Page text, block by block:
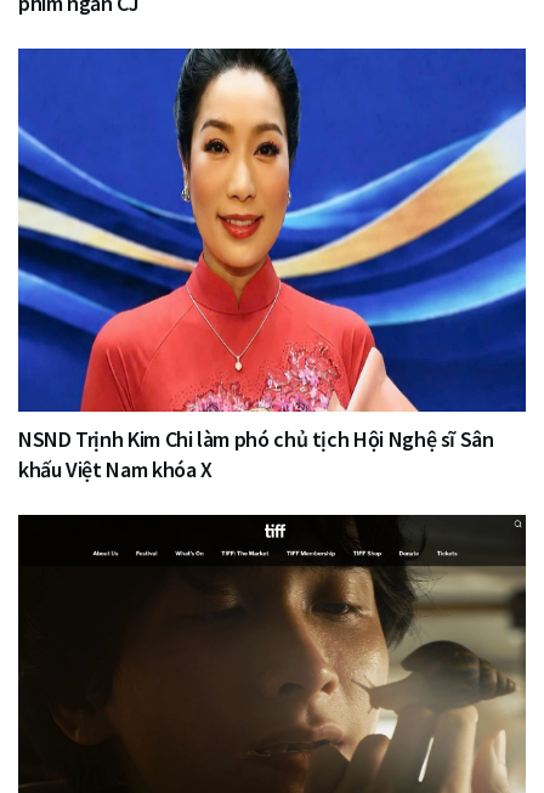
NSND Trịnh Kim Chi làm phó chủ tịch Hội Nghệ sĩ Sân
khấu Việt Nam khóa X